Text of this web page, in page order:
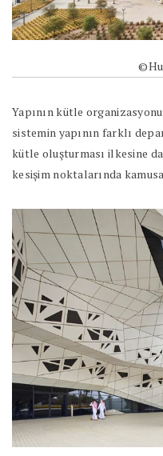
Yapının kütle
sistemin yapının farklı
kütle oluşturması ilkesine
kesişim noktalarında